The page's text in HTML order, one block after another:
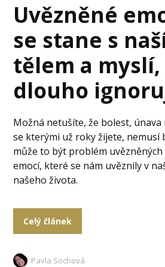
Uvězněné
se stane s
tělem a
dlouho
Možná netušíte, že bolest,
se kterými už roky žijete, nemusí
může to být problém uvězněných
emocí, které se nám uvěznily v
našeho života.
Celý článek
Pavla Sochová